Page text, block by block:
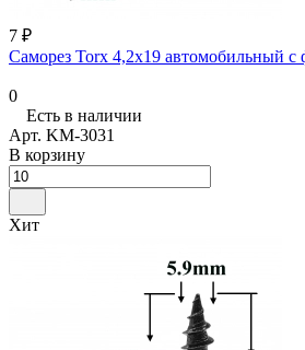
7 ₽
Саморез Torx 4,2х19 автомобильный с
0
Есть в наличии
Арт. KM-3031
В корзину
Хит